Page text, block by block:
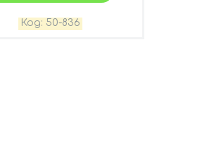
50-836